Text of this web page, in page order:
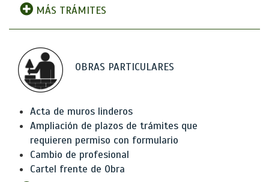
MÁS TRÁMITES
OBRAS PARTICULARES
Acta de muros linderos
Ampliación de plazos de trámites que
requieren permiso con formulario
Cambio de profesional
Cartel frente de Obra